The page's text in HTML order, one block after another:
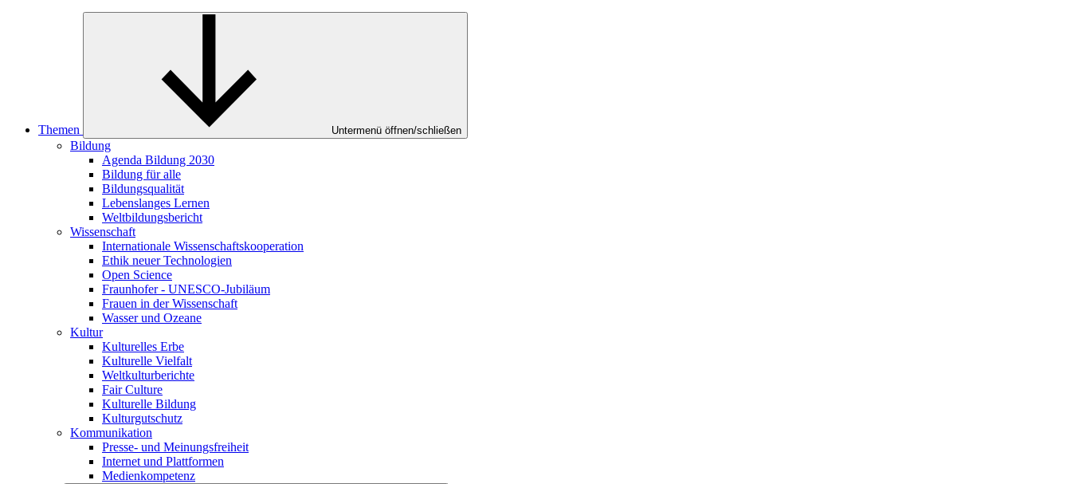
Themen Untermenü öffnen/schließen
Bildung
Agenda Bildung 2030
Bildung für alle
Bildungsqualität
Lebenslanges Lernen
Weltbildungsbericht
Wissenschaft
Internationale Wissenschaftskooperation
Ethik neuer Technologien
Open Science
Fraunhofer - UNESCO-Jubiläum
Frauen in der Wissenschaft
Wasser und Ozeane
Kultur
Kulturelles Erbe
Kulturelle Vielfalt
Weltkulturberichte
Fair Culture
Kulturelle Bildung
Kulturgutschutz
Kommunikation
Presse- und Meinungsfreiheit
Internet und Plattformen
Medienkompetenz